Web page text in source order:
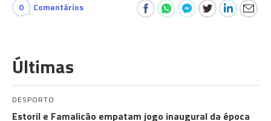
0 Comentários
Últimas
DESPORTO
Estoril e Famalicão empatam jogo inaugural da época